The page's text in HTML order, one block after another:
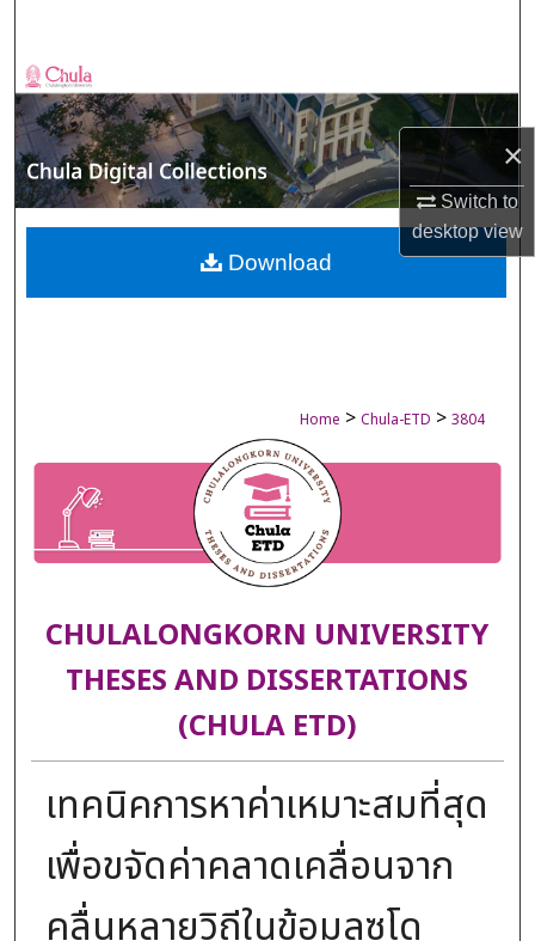
×
Switch to
desktopview
Browse Collections
My Account
About
Digital Commons Network™
Home > Chula-ETD > 3804
CHULALONGKORN UNIVERSITY
THESES AND DISSERTATIONS
(CHULA ETD)
เทคนิคการหาค่าเหมาะสมที่สุด
เพื่อขจัดค่าคลาดเคลื่อนจาก
คลื่นหลายวิถีในข้อมูลซูโด
Download